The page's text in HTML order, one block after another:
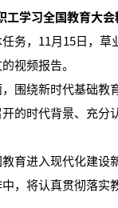
工学习全国教育大会
，11月15日，草
视频报告。
绕新时代基础教
的时代背景、充分
进入现代化建设
，将认真贯彻落实